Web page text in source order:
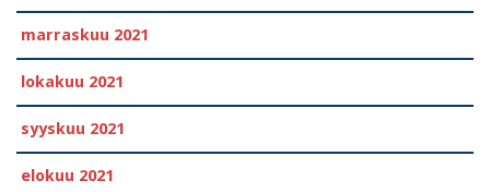
marraskuu 2021
lokakuu 2021
syyskuu 2021
elokuu 2021